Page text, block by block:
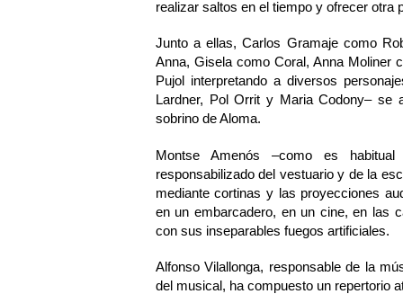
realizar saltos en el tiempo y ofrecer otra
Junto a ellas, Carlos Gramaje como
Anna, Gisela como Coral, Anna Moliner
Pujol interpretando a diversos
Lardner, Pol Orrit y Maria Codony– se
sobrino de Aloma.
Montse Amenós –como es
responsabilizado del vestuario y de la
mediante cortinas y las proyecciones
en un embarcadero, en un cine, en las
con sus inseparables fuegos artificiales.
Alfonso Vilallonga, responsable de la
del musical, ha compuesto un repertorio